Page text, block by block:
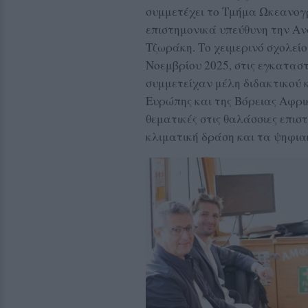
συμμετέχει το Τμήμα
επιστημονικά υπεύθυνη την
Τζωράκη. Το χειμερινό
Νοεμβρίου 2025, στις
συμμετείχαν μέλη
Ευρώπης και της Βόρειας
θεματικές στις θαλάσσιες
κλιματική δράση και τα